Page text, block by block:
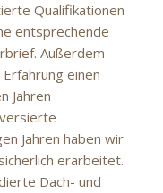
Qualifikationen
entsprechende
Außerdem
einen
Jahren
Jahren haben wir
erarbeitet.
Dach- und